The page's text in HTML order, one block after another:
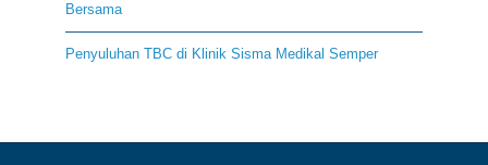
Bersama
Penyuluhan TBC di Klinik Sisma Medikal Semper